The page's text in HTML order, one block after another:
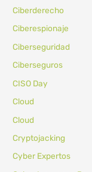
Ciberderecho
Ciberespionaje
Ciberseguridad
Ciberseguros
CISO Day
Cloud
Cloud
Cryptojacking
Cyber Expertos